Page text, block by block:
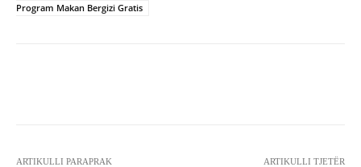
Program Makan Bergizi Gratis
ARTIKULLI PARAPRAK ARTIKULLI TJETËR